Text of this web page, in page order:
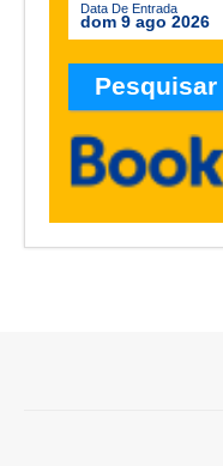
Data De Entrada
dom 9 ago 2026